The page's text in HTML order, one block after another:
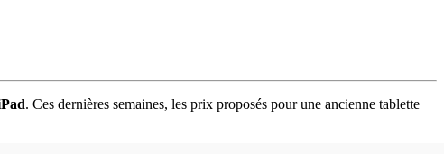
. Ces dernières semaines, les prix proposés pour une ancienne tablette